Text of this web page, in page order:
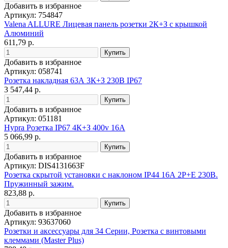
Добавить в избранное
Артикул: 754847
Valena ALLURE Лицевая панель розетки 2К+З с крышкой
Алюминий
611,79 р.
Добавить в избранное
Артикул: 058741
Розетка накладная 63А 3К+З 230В IP67
3 547,44 р.
Добавить в избранное
Артикул: 051181
Hypra Розетка IP67 4К+З 400v 16A
5 066,99 р.
Добавить в избранное
Артикул: DIS4131663F
Розетка скрытой установки с наклоном IP44 16А 2P+E 230В.
Пружинный зажим.
823,88 р.
Добавить в избранное
Артикул: 93637060
Розетки и аксессуары для 34 Серии, Розетка с винтовыми
клеммами (Master Plus)